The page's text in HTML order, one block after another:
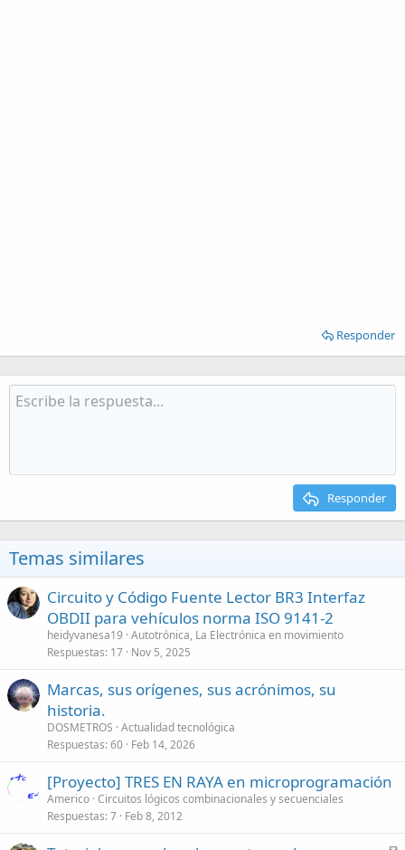
Responder
Responder
Temas similares
Circuito y Código Fuente Lector BR3 Interfaz
OBDII para vehículos norma ISO 9141-2
heidyvanesa19 Autotrónica, La Electrónica en movimiento
Respuestas 17 Nov 5, 2025
Marcas, sus orígenes, sus acrónimos, su
historia.
DOSMETROS Actualidad tecnológica
Respuestas 60 Feb 14, 2026
[Proyecto] TRES EN RAYA en microprogramación
Americo Circuitos lógicos combinacionales y secuenciales
Respuestas 7 Feb 8, 2012